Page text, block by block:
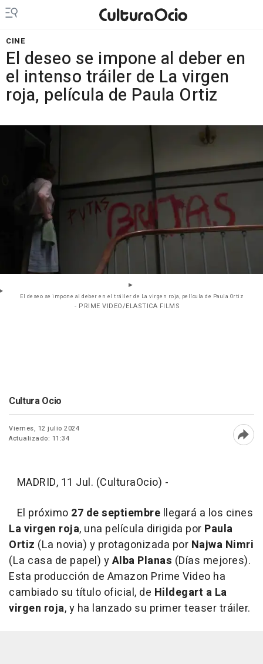
CINE
El deseo se impone al deber en
el intenso tráiler de La virgen
roja, película de Paula Ortiz
El deseo se impone al deber en el tráiler de La virgen roja, película de Paula Ortiz
- PRIME VIDEO/ELASTICA FILMS
Cultura Ocio
Viernes, 12 julio 2024
Actualizado: 11:34
MADRID, 11 Jul. (CulturaOcio) -
El próximo 27 de septiembre llegará a los cines
La virgen roja, una película dirigida por Paula
Ortiz (La novia) y protagonizada por Najwa Nimri
(La casa de papel) yAlba Planas (Días mejores).
Esta producción de Amazon Prime Video ha
cambiado su título oficial, de Hildegart a La
virgen roja, y ha lanzado su primer teaser tráiler.